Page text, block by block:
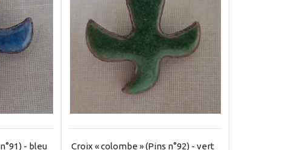
- bleu Croix « colombe » (Pins n°92) - vert